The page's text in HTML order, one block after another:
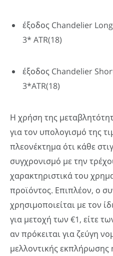
έξοδος Chandelier
3* ATR(18)
έξοδος Chandelier
3*ATR(18)
Η χρήση της
για τον υπολογισμό της
πλεονέκτημα ότι κάθε
συγχρονισμό με την
χαρακτηριστικά του
προϊόντος. Επιπλέον, ο
χρησιμοποιείται με τον
για μετοχή των €1, είτε
αν πρόκειται για ζεύγη
μελλοντικής εκπλήρωσης